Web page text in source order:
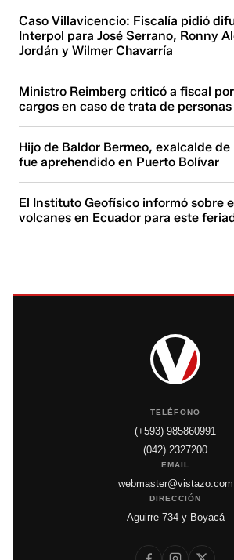
Caso Villavicencio: Fiscalía pidió
Interpol para José Serrano, Ronny
Jordán y Wilmer Chavarría
Ministro Reimberg criticó a fiscal
cargos en caso de trata de personas
Hijo de Baldor Bermeo, exalcalde
fue aprehendido en Puerto Bolívar
El Instituto Geofísico informó sobre
volcanes en Ecuador para este
TELÉFONO
(+593) 985860991
(042) 2327200
EMAIL
webmaster@vistazo.com
DIRECCIÓN
Aguirre 734 y Boyacá